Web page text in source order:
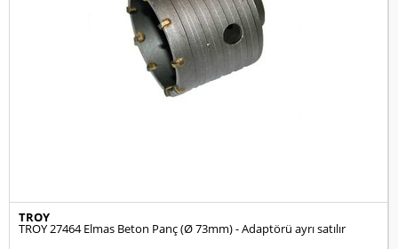
TROY
TROY 27464 Elmas Beton Panç (Ø 73mm) - Adaptörü ayrı satılır